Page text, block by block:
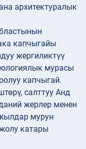
архитектуралык
капчыгайы
жергиликтүү
мурасы
капчыгай.
салттуу Анд
жерлер менен
мурун
катары